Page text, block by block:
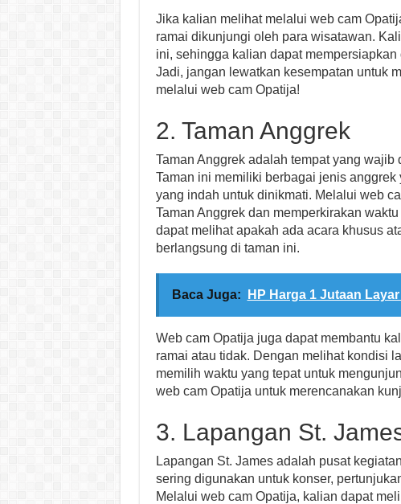
Jika kalian melihat melalui web cam
ramai dikunjungi oleh para wisatawan.
ini, sehingga kalian dapat
Jadi, jangan lewatkan kesempatan untuk
melalui web cam Opatija!
2. Taman Anggrek
Taman Anggrek adalah tempat yang
Taman ini memiliki berbagai jenis
yang indah untuk dinikmati. Melalui web
Taman Anggrek dan memperkirakan
dapat melihat apakah ada acara khusus
berlangsung di taman ini.
Baca Juga: HP Harga 1 Jutaan
Web cam Opatija juga dapat membantu
ramai atau tidak. Dengan melihat kondisi
memilih waktu yang tepat untuk
web cam Opatija untuk merencanakan
3. Lapangan St.
Lapangan St. James adalah pusat
sering digunakan untuk konser,
Melalui web cam Opatija, kalian dapat